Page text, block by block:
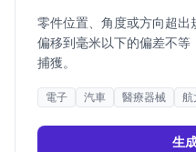
零件位置、角度或方向超出
偏移到毫米以下的偏差不
捕獲。
電子 汽車 醫療器械 航
生